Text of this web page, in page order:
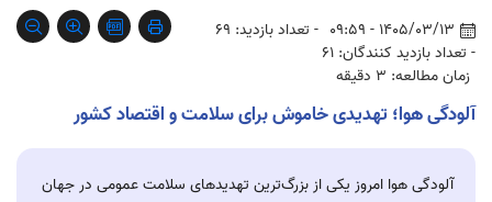
1405/03/13 - 09:59
- تعداد بازدید: 69
- تعداد بازدید کنندگان: 61
زمان مطالعه: 3 دقیقه
آلودگی هوا؛ تهدیدی خاموش برای سلامت و اقتصاد کشور
آلودگی هوا امروز یکی از بزرگ‌ترین تهدیدهای سلامت عمومی در جهان